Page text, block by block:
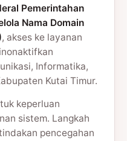
Pemerintahan
Nama Domain
, akses ke layanan
Informatika,
Kutai Timur.
keperluan
sistem. Langkah
pencegahan